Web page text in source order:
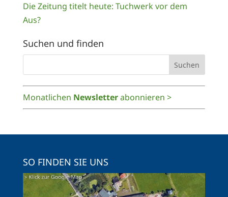
Die Zeitung titelt heute: Tuchwerk vor dem
Aus?
Suchen und finden
Monatlichen Newsletterabonnieren >
SO FINDEN SIE UNS